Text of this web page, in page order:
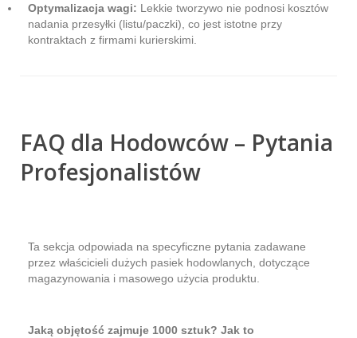
Optymalizacja wagi: Lekkie tworzywo nie podnosi kosztów
nadania przesyłki (listu/paczki), co jest istotne przy
kontraktach z firmami kurierskimi.
FAQ dla Hodowców – Pytania
Profesjonalistów
Ta sekcja odpowiada na specyficzne pytania zadawane
przez właścicieli dużych pasiek hodowlanych, dotyczące
magazynowania i masowego użycia produktu.
Jaką objętość zajmuje 1000 sztuk? Jak to